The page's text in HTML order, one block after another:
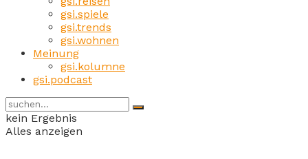
gsi.spiele
gsi.trends
gsi.wohnen
Meinung
gsi.kolumne
gsi.podcast
kein Ergebnis
Alles anzeigen